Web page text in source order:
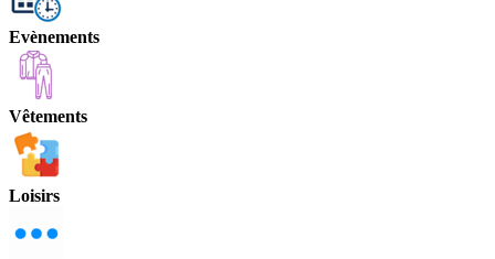
Evènements
Vêtements
Loisirs